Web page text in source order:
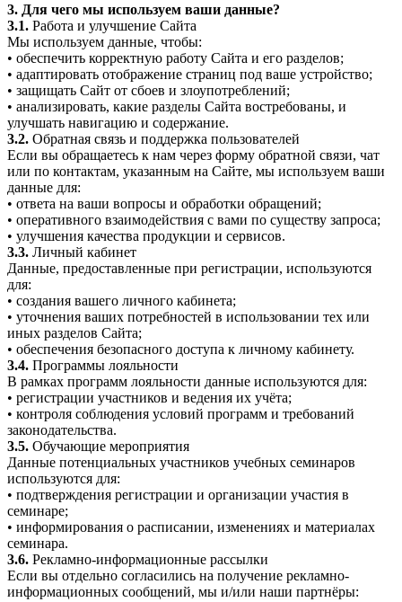
3. Для чего мы используем ваши данные?
3.1. Работа и улучшение Сайта
Мы используем данные, чтобы:
• обеспечить корректную работу Сайта и его разделов;
• адаптировать отображение страниц под ваше устройство;
• защищать Сайт от сбоев и злоупотреблений;
• анализировать, какие разделы Сайта востребованы, и
улучшать навигацию и содержание.
3.2. Обратная связь и поддержка пользователей
Если вы обращаетесь к нам через форму обратной связи, чат
или по контактам, указанным на Сайте, мы используем ваши
данные для:
• ответа на ваши вопросы и обработки обращений;
• оперативного взаимодействия с вами по существу запроса;
• улучшения качества продукции и сервисов.
3.3. Личный кабинет
Данные, предоставленные при регистрации, используются
для:
• создания вашего личного кабинета;
• уточнения ваших потребностей в использовании тех или
иных разделов Сайта;
• обеспечения безопасного доступа к личному кабинету.
3.4. Программы лояльности
В рамках программ лояльности данные используются для:
• регистрации участников и ведения их учёта;
• контроля соблюдения условий программ и требований
законодательства.
3.5. Обучающие мероприятия
Данные потенциальных участников учебных семинаров
используются для:
• подтверждения регистрации и организации участия в
семинаре;
• информирования о расписании, изменениях и материалах
семинара.
3.6. Рекламно-информационные рассылки
Если вы отдельно согласились на получение рекламно-
информационных сообщений, мы и/или наши партнёры: